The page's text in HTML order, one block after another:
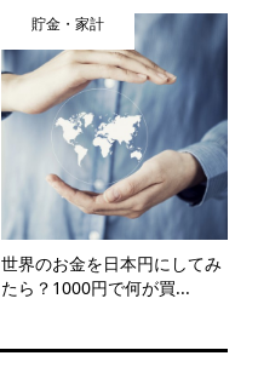
貯金・家計
世界のお金を日本円にしてみ
たら？1000円で何が買...